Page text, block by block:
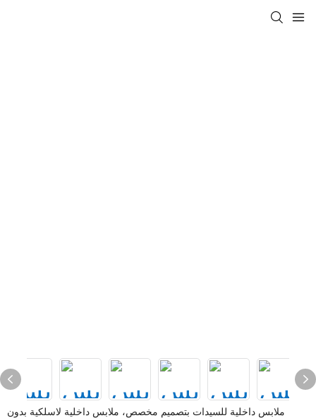
ملابس داخلية للسيدات بتصميم مخصص، ملابس داخلية لاسلكية بدون